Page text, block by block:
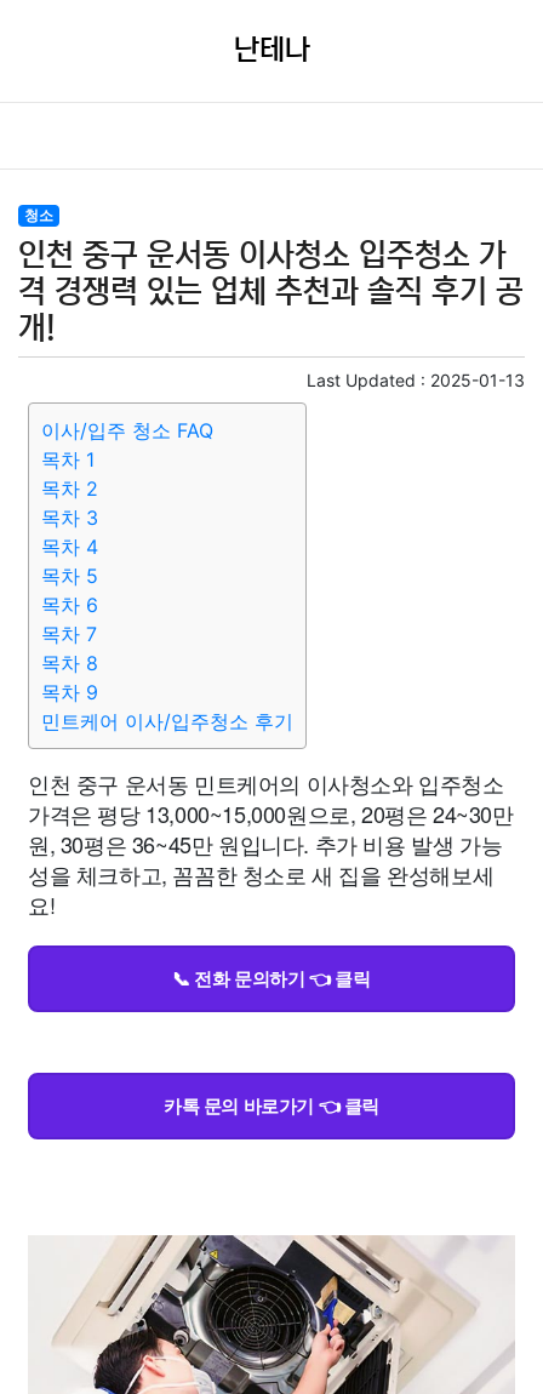
난테나
청소
인천 중구 운서동 이사청소 입주청소 가
격 경쟁력 있는 업체 추천과 솔직 후기 공
개!
Last Updated : 2025-01-13
이사/입주 청소 FAQ
목차 1
목차 2
목차 3
목차 4
목차 5
목차 6
목차 7
목차 8
목차 9
민트케어 이사/입주청소 후기
인천 중구 운서동 민트케어의 이사청소와 입주청소
가격은 평당 13,000~15,000원으로, 20평은 24~30만
원, 30평은 36~45만 원입니다. 추가 비용 발생 가능
성을 체크하고, 꼼꼼한 청소로 새 집을 완성해보세
요!
📞 전화 문의하기 👈 클릭
카톡 문의 바로가기 👈 클릭